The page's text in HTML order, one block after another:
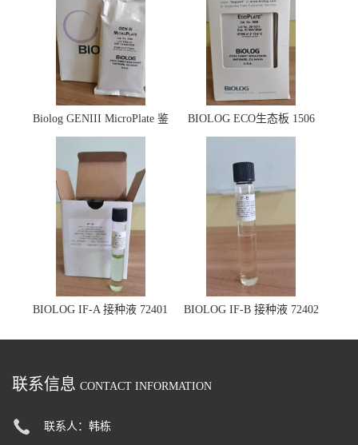
Biolog GENIII MicroPlate 鉴
定板 1030
BIOLOG ECO生态板 1506
BIOLOG IF-A 接种液 72401 BIOLOG IF-B 接种液 72402
联系信息 CONTACT INFORMATION
联系人：韩栋